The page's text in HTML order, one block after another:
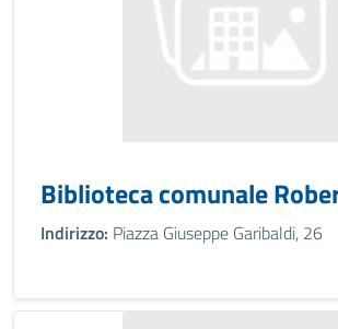
Biblioteca comunale
Indirizzo: Piazza Giuseppe Garibaldi, 26